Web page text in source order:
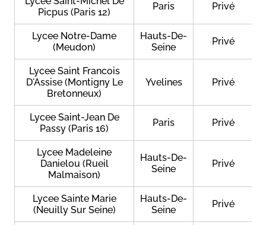
Picpus (Paris 12)
Paris Privé
Lycee Notre-Dame
(Meudon)
Hauts-De-
Seine
Privé
Lycee Saint Francois
D'Assise (Montigny Le
Bretonneux)
Yvelines Privé
Lycee Saint-Jean De
Passy (Paris 16)
Paris Privé
Lycee Madeleine
Danielou (Rueil
Malmaison)
Hauts-De-
Seine
Privé
Lycee Sainte Marie
(Neuilly Sur Seine)
Hauts-De-
Seine
Privé